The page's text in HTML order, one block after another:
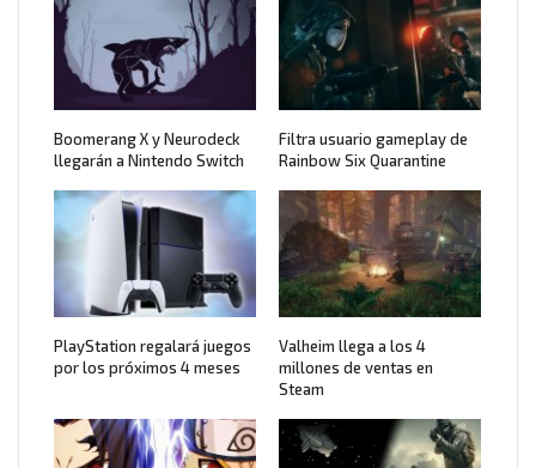
Boomerang X y Neurodeck
llegarán a Nintendo Switch
Filtra usuario gameplay de
Rainbow Six Quarantine
PlayStation regalará juegos
por los próximos 4 meses
Valheim llega a los 4
millones de ventas en
Steam